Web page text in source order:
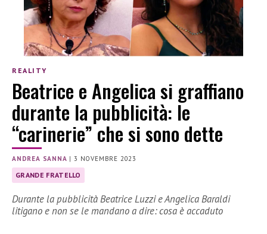
REALITY
Beatrice e Angelica si graffiano
durante la pubblicità: le
“carinerie” che si sono dette
ANDREA SANNA |3 NOVEMBRE 2023
GRANDE FRATELLO
Durante la pubblicità Beatrice Luzzi e Angelica Baraldi
litigano e non se le mandano a dire: cosa è accaduto